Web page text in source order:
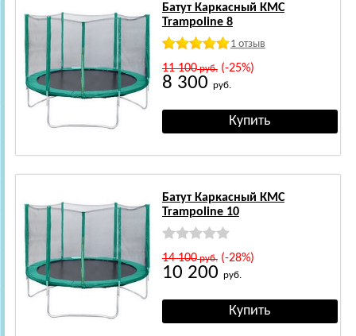
Батут Каркасный КМС
Trampoline 8
1 отзыв
11 100руб.(-25%)
8 300 руб.
Батут Каркасный КМС
Trampoline 10
14 100руб.(-28%)
10 200 руб.